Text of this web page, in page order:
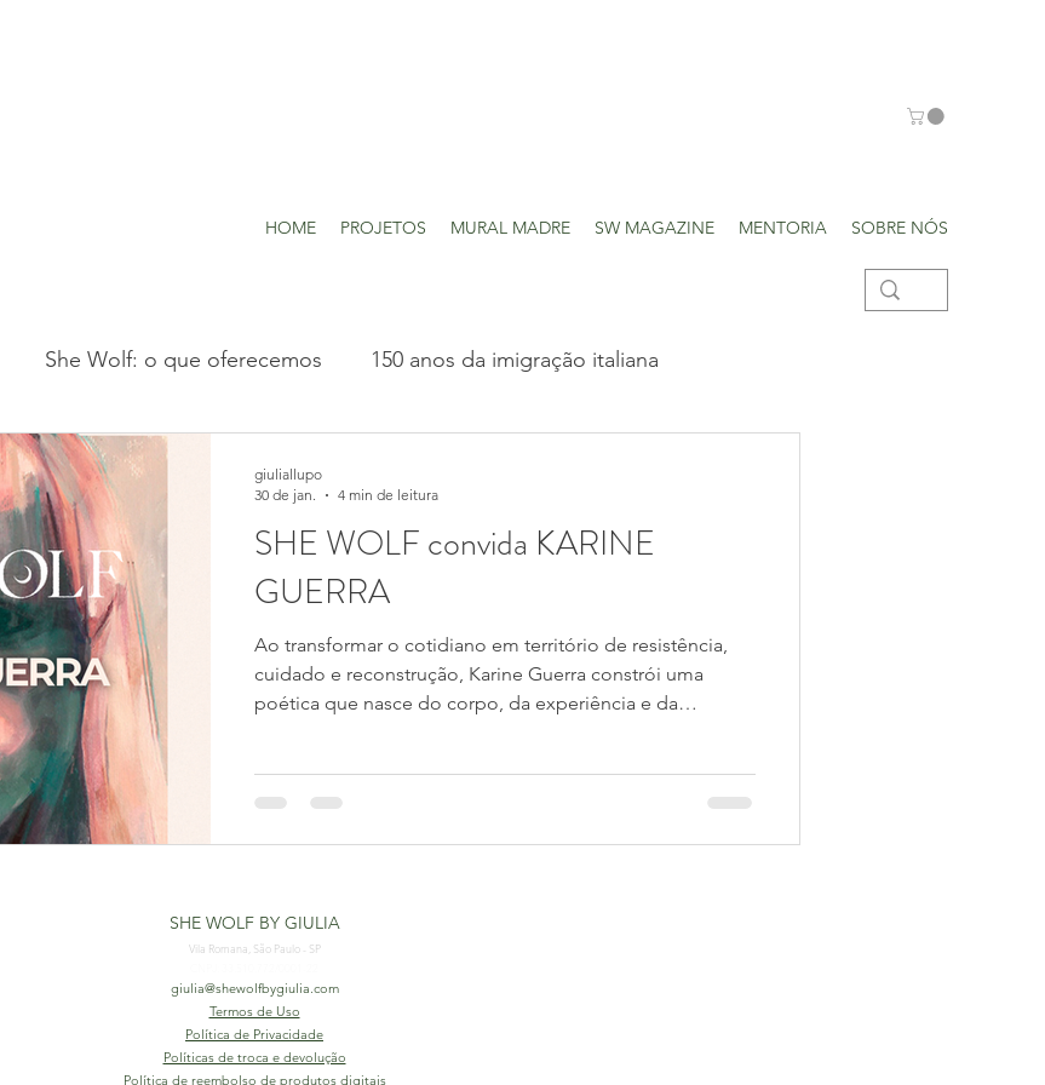
HOME PROJETOS MURAL MADRE SW MAGAZINE MENTORIA SOBRE NÓS
She Wolf: o que oferecemos 150 anos da imigração italiana
realizados
SHE WOLF convida KARINE
GUERRA
Ao transformar o cotidiano em território de resistência,
cuidado e reconstrução, Karine Guerra constrói uma
poética que nasce do corpo, da experiência e da
presença a partir do lugar mais honesto: a própria
giuliallupo
30 de jan.
4 min de leitura
SHE WOLF BY GIULIA
Vila Romana, São Paulo - SP
giulia@shewolfbygiulia.com
Termos de Uso
Política de Privacidade
Políticas de troca e devolução
Política de reembolso de produtos digitais